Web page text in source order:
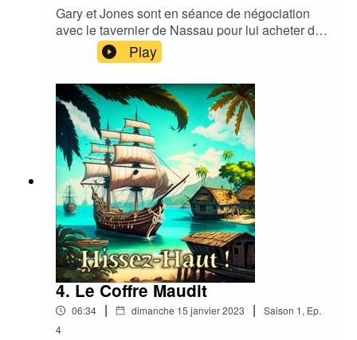
Gary et Jones sont en séance de négociation
avec le tavernier de Nassau pour lui acheter des
cigares. Charles Vane, leur capitaine, décide de
leur venir en aide.
Play
4. Le Coffre Maudit
06:34 | dimanche 15 janvier 2023 | Saison 1, Ep.
4